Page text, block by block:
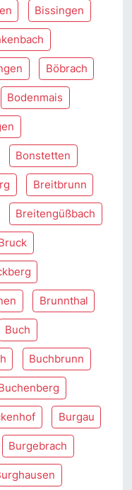
Bissingen
Böbrach
Bodenmais
Bonstetten
Breitbrunn
Breitengüßbach
Brunnthal
Buch
Buchbrunn
Burgau
Burgebrach